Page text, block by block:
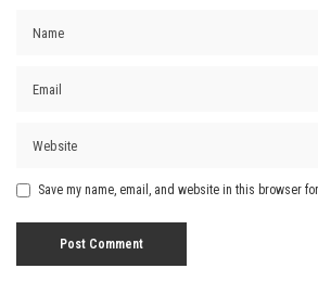
Save my name, email, and website in this browser